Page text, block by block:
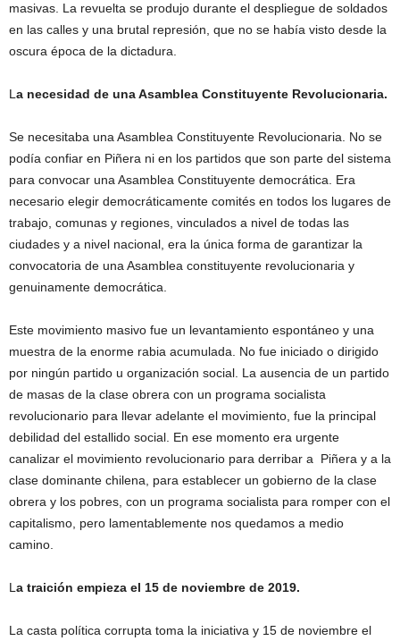
masivas. La revuelta se produjo durante el despliegue de soldados
en las calles y una brutal represión, que no se había visto desde la
oscura época de la dictadura.
La necesidad de una Asamblea Constituyente Revolucionaria.
Se necesitaba una Asamblea Constituyente Revolucionaria. No se
podía confiar en Piñera ni en los partidos que son parte del sistema
para convocar una Asamblea Constituyente democrática. Era
necesario elegir democráticamente comités en todos los lugares de
trabajo, comunas y regiones, vinculados a nivel de todas las
ciudades y a nivel nacional, era la única forma de garantizar la
convocatoria de una Asamblea constituyente revolucionaria y
genuinamente democrática.
Este movimiento masivo fue un levantamiento espontáneo y una
muestra de la enorme rabia acumulada. No fue iniciado o dirigido
por ningún partido u organización social. La ausencia de un partido
de masas de la clase obrera con un programa socialista
revolucionario para llevar adelante el movimiento, fue la principal
debilidad del estallido social. En ese momento era urgente
canalizar el movimiento revolucionario para derribar a Piñera y a la
clase dominante chilena, para establecer un gobierno de la clase
obrera y los pobres, con un programa socialista para romper con el
capitalismo, pero lamentablemente nos quedamos a medio
camino.
La traición empieza el 15 de noviembre de 2019.
La casta política corrupta toma la iniciativa y 15 de noviembre el